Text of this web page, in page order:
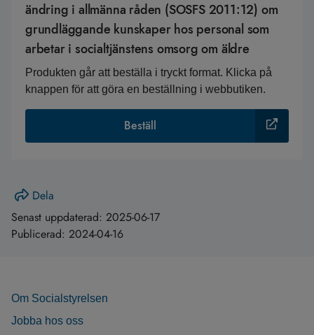
ändring i allmänna råden (SOSFS 2011:12) om
grundläggande kunskaper hos personal som
arbetar i socialtjänstens omsorg om äldre
Produkten går att beställa i tryckt format. Klicka på
knappen för att göra en beställning i webbutiken.
Beställ
Dela
Senast uppdaterad: 2025-06-17
Publicerad: 2024-04-16
Om Socialstyrelsen
Jobba hos oss